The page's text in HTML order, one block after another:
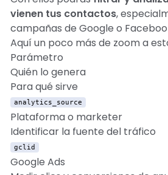
vienen tus contactos,
campañas de Google o
Aquí un poco más de zoom a
Parámetro
Quién lo genera
Para qué sirve
analytics_source
Plataforma o marketer
Identificar la fuente del tráfico
gclid
Google Ads